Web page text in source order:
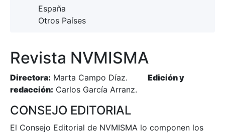
España
Otros Países
Revista NVMISMA
Directora: Marta Campo Díaz. Edición y
redacción: Carlos García Arranz.
CONSEJO EDITORIAL
El Consejo Editorial de NVMISMA lo componen los